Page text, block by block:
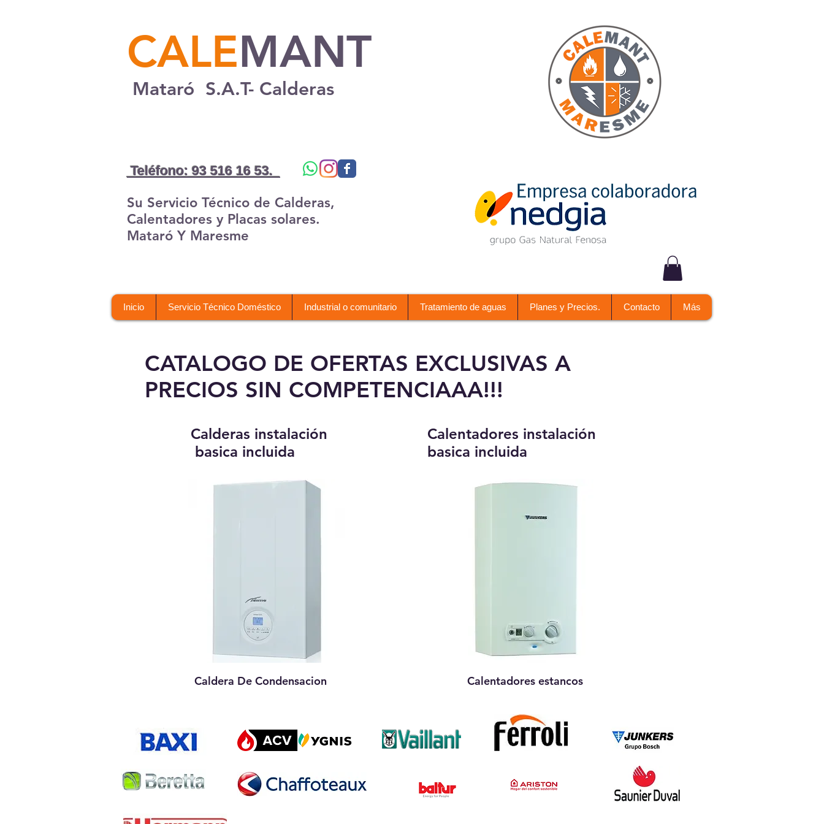
CALEMANT
Mataró S.A.T- Calderas
Teléfono: 93 516 16 53.
Su Servicio Técnico de Calderas,
Calentadores y Placas solares.
Mataró Y Maresme
CATALOGO DE OFERTAS EXCLUSIVAS A
PRECIOS SIN COMPETENCIAAA!!!
Calderas instalación
basica incluida
Calentadores instalación
basica incluida
Caldera De Condensacion Calentadores estancos
Inicio Servicio Técnico Doméstico Industrial o comunitario Tratamiento de aguas Planes y Precios. Contacto Más